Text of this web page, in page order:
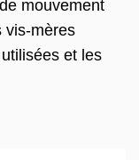
mouvement
vis-mères
et les